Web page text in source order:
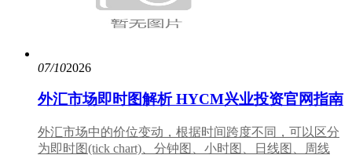
07/102026
外汇市场即时图解析 HYCM兴业投资官网指南
外汇市场中的价位变动，根据时间跨度不同，可以区分
为即时图(tick chart)、分钟图、小时图、日线图、周线